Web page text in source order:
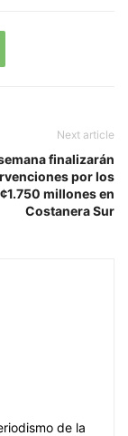
Next article
finalizarán
por los
¢1.750 millones en
Costanera Sur
de la